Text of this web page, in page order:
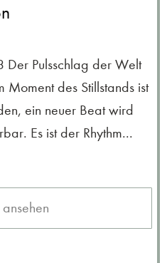
Pulsschlag der Welt
Moment des Stillstands ist
ein neuer Beat wird
Es ist der Rhythm...